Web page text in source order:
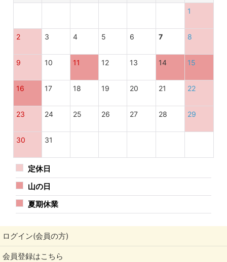
1
2 3 4 5 6 7 8
9 10 11 12 13 14 15
16 17 18 19 20 21 22
23 24 25 26 27 28 29
30 31
定休日
山の日
夏期休業
ログイン(会員の方)
会員登録はこちら